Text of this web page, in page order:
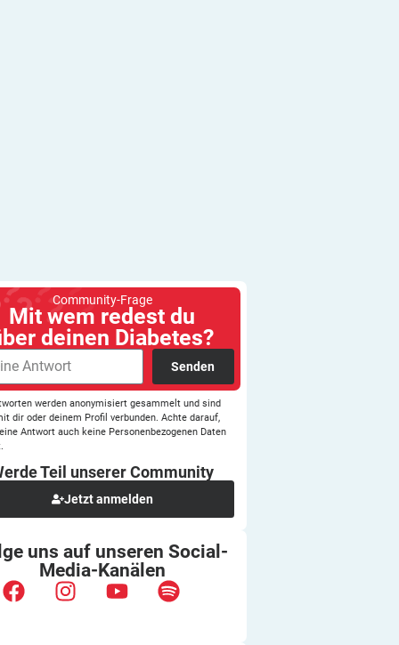
Community-Frage
Mit wem redest du
deinen Diabetes?
Senden
werden anonymisiert gesammelt und sind
dir oder deinem Profil verbunden. Achte darauf,
Antwort auch keine Personenbezogenen Daten
Teil unsererCommunity
Jetzt anmelden
uns auf unserenSocial-
Media-Kanälen